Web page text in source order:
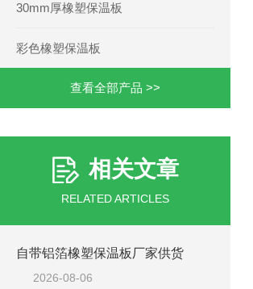
30mm厚橡塑保温板
彩色橡塑保温板
查看全部产品 >>
相关文章
RELATED ARTICLES
自带铝箔橡塑保温板厂家供货
2026-08-06